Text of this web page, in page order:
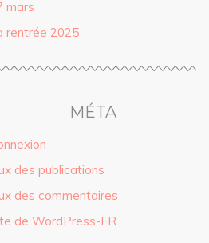
mars
rentrée 2025
MÉTA
des publications
des commentaires
de WordPress-FR